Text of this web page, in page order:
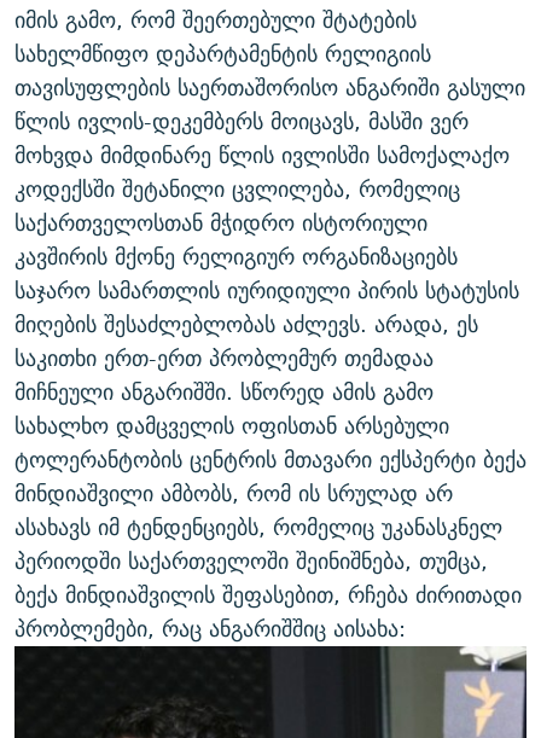
იმის გამო, რომ შეერთებული შტატების
სახელმწიფო დეპარტამენტის რელიგიის
თავისუფლების საერთაშორისო ანგარიში გასული
წლის ივლის-დეკემბერს მოიცავს, მასში ვერ
მოხვდა მიმდინარე წლის ივლისში სამოქალაქო
კოდექსში შეტანილი ცვლილება, რომელიც
საქართველოსთან მჭიდრო ისტორიული
კავშირის მქონე რელიგიურ ორგანიზაციებს
საჯარო სამართლის იურიდიული პირის სტატუსის
მიღების შესაძლებლობას აძლევს. არადა, ეს
საკითხი ერთ-ერთ პრობლემურ თემადაა
მიჩნეული ანგარიშში. სწორედ ამის გამო
სახალხო დამცველის ოფისთან არსებული
ტოლერანტობის ცენტრის მთავარი ექსპერტი ბექა
მინდიაშვილი ამბობს, რომ ის სრულად არ
ასახავს იმ ტენდენციებს, რომელიც უკანასკნელ
პერიოდში საქართველოში შეინიშნება, თუმცა,
ბექა მინდიაშვილის შეფასებით, რჩება ძირითადი
პრობლემები, რაც ანგარიშშიც აისახა: